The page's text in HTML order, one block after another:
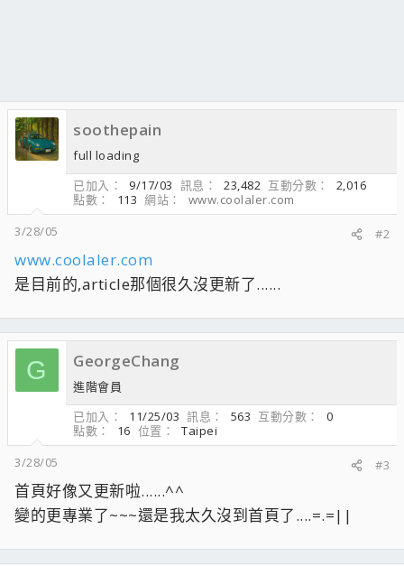
soothepain
full loading
已加入
9/17/03 訊息 23,482 互動分數
2,016
點數
113 網站
www.coolaler.com
3/28/05
#2
www.coolaler.com
是目前的,article那個很久沒更新了......
G GeorgeChang
進階會員
已加入
11/25/03 訊息 563 互動分數
0
點數
16 位置
Taipei
3/28/05
#3
首頁好像又更新啦......^^
變的更專業了~~~還是我太久沒到首頁了....=.=||